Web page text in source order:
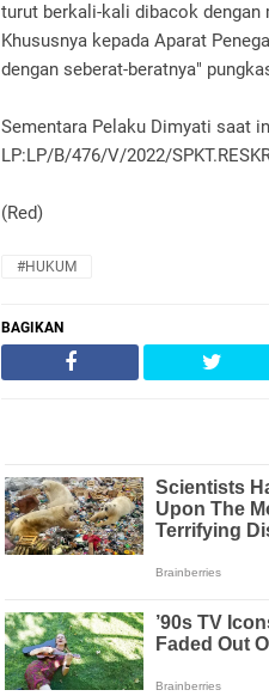
turut berkali-kali dibacok
Khususnya kepada Aparat
dengan seberat-beratnya"
Sementara Pelaku Dimyati saat
LP:LP/B/476/V/2022/
(Red)
#HUKUM
BAGIKAN